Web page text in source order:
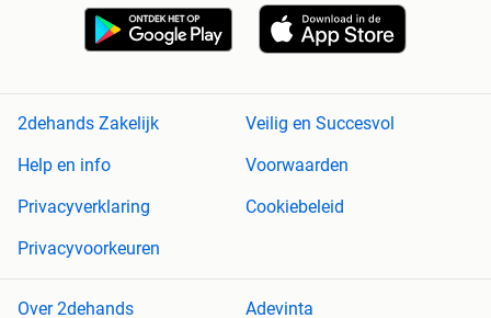
2dehands Zakelijk
Veilig en Succesvol
Help en info
Voorwaarden
Privacyverklaring
Cookiebeleid
Privacyvoorkeuren
Over 2dehands Adevinta